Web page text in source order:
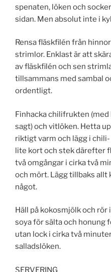
spenaten, löken och
sidan. Men absolut inte i
Rensa fläskfilén från
strimlor. Enklast är att
av fläskfilén och sen
tillsammans med sambal
ordentligt.
Finhacka chilifrukten
sagt) och vitlöken. Hetta
riktigt varm och lägg i
lite kort och stek därefter
två omgångar i cirka två
och mört. Lägg tillbaks allt
något.
Häll på kokosmjölk och
soya för sälta och honung
utan lock i cirka två
salladslöken.
SERVERING